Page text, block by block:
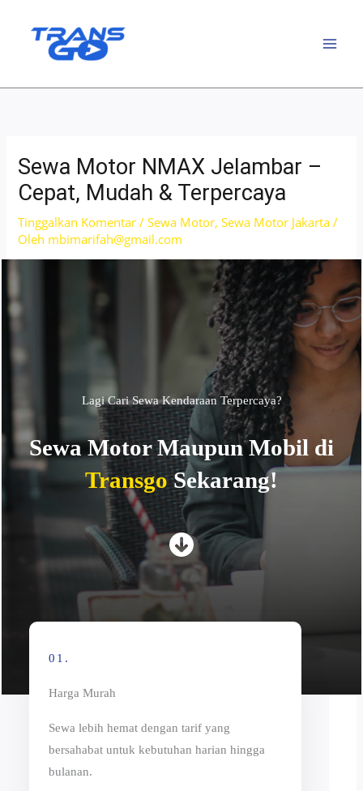
Sewa Motor NMAX Jelambar –
Cepat, Mudah & Terpercaya
Tinggalkan Komentar /Sewa Motor,Sewa Motor Jakarta /
Oleh mbimarifah@gmail.com
Lagi Cari Sewa Kendaraan Terpercaya?
Sewa Motor Maupun Mobil di
Transgo Sekarang!
01.
Harga Murah
Sewa lebih hemat dengan tarif yang
bersahabat untuk kebutuhan harian hingga
bulanan.